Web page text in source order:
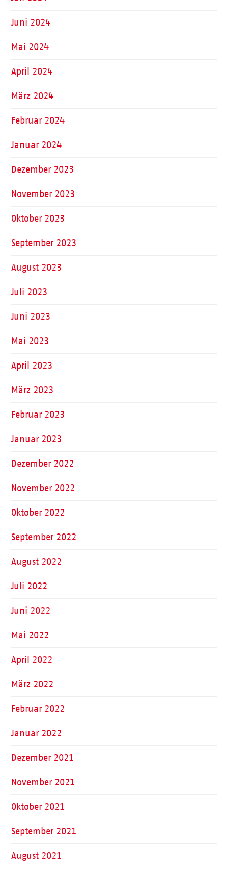
Juni 2024
Mai 2024
April 2024
März 2024
Februar 2024
Januar 2024
Dezember 2023
November 2023
Oktober 2023
September 2023
August 2023
Juli 2023
Juni 2023
Mai 2023
April 2023
März 2023
Februar 2023
Januar 2023
Dezember 2022
November 2022
Oktober 2022
September 2022
August 2022
Juli 2022
Juni 2022
Mai 2022
April 2022
März 2022
Februar 2022
Januar 2022
Dezember 2021
November 2021
Oktober 2021
September 2021
August 2021